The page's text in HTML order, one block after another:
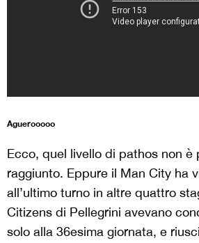
Aguerooooo
Ecco, quel livello di pathos non è
raggiunto. Eppure il Man City ha
all’ultimo turno in altre quattro
Citizens di Pellegrini avevano
solo alla 36esima giornata, e